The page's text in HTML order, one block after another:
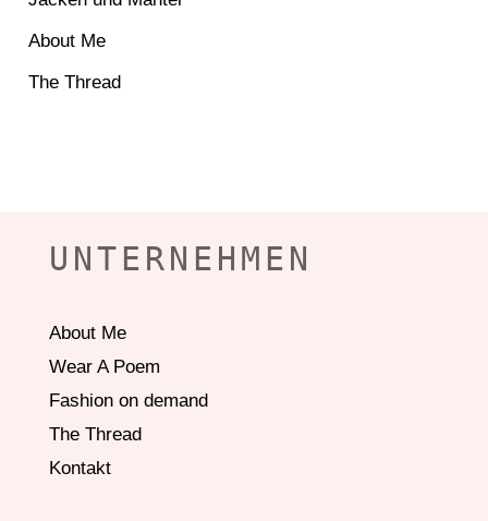
About Me
The Thread
UNTERNEHMEN
About Me
Wear A Poem
Fashion on demand
The Thread
Kontakt